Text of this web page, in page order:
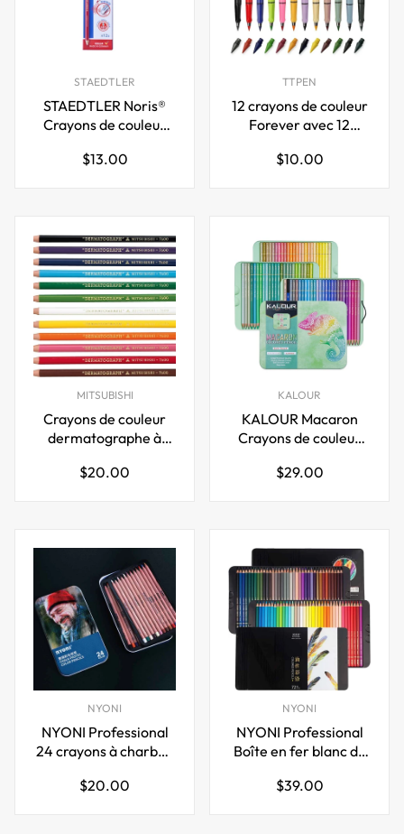
STAEDTLER
STAEDTLER Noris®
Crayons de couleur
Rouge/Bleu
Prix
$13.00
TTPEN
12 crayons de couleur
Forever avec 12
Prix
$10.00
MITSUBISHI
Crayons de couleur
dermatographe à
Pencil, 12 couleurs
Prix
$20.00
KALOUR
KALOUR Macaron
Crayons de couleur
Prix
$29.00
NYONI
NYONI Professional
24 crayons à charbon
pastel
Prix
$20.00
NYONI
NYONI Professional
Boîte en fer blanc de
Prix
$39.00